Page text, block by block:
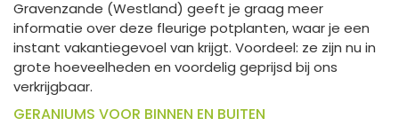
Gravenzande (Westland) geeft je graag meer
informatie over deze fleurige potplanten, waar je een
instant vakantiegevoel van krijgt. Voordeel: ze zijn nu in
grote hoeveelheden en voordelig geprijsd bij ons
verkrijgbaar.
GERANIUMS VOOR BINNEN EN BUITEN